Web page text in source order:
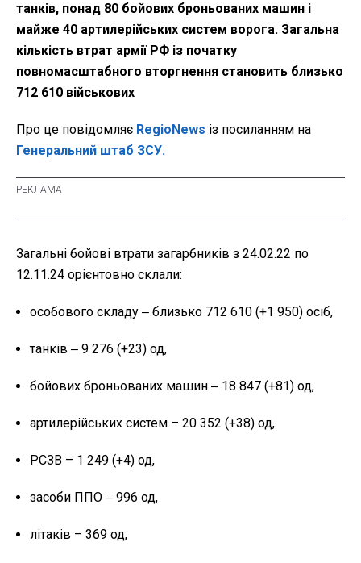
танків, понад 80 бойових броньованих машин і
майже 40 артилерійських систем ворога. Загальна
кількість втрат армії РФ із початку
повномасштабного вторгнення становить близько
712 610 військових
Про це повідомляє RegioNews із посиланням на
Генеральний штаб ЗСУ.
Загальні бойові втрати загарбників з 24.02.22 по
12.11.24 орієнтовно склали:
особового складу ‒ близько 712 610 (+1 950) осіб,
танків ‒ 9 276 (+23) од,
бойових броньованих машин ‒ 18 847 (+81) од,
артилерійських систем – 20 352 (+38) од,
РСЗВ – 1 249 (+4) од,
засоби ППО ‒ 996 од,
літаків – 369 од,